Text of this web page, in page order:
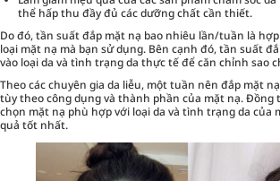
thể hấp thu đầy đủ các dưỡng chất cần thiết.
Do đó, tần suất đắp mặt nạ bao nhiêu lần/tuần là
loại mặt nạ mà bạn sử dụng. Bên cạnh đó, tần suất
vào loại da và tình trạng da thực tế để căn chỉnh sao
Theo các chuyên gia da liễu, một tuần nên đắp mặt
tùy theo công dụng và thành phần của mặt nạ. Đồng
chọn mặt nạ phù hợp với loại da và tình trạng da của
quả tốt nhất.